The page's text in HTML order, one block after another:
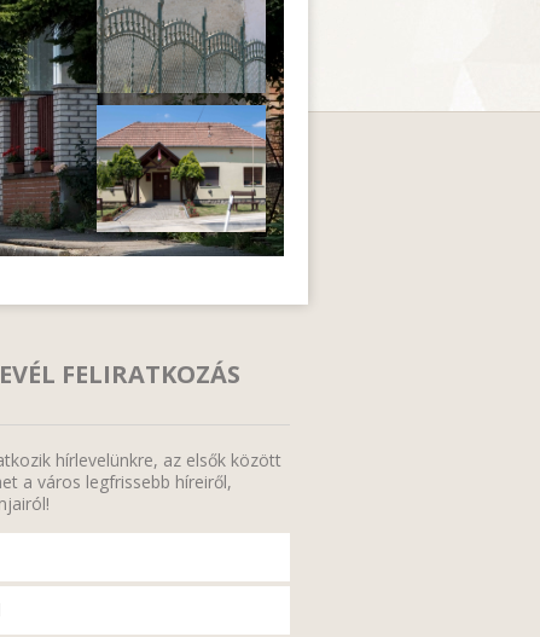
FELIRATKOZÁS
hírlevelünkre, az elsők között
a város legfrissebb híreiről,